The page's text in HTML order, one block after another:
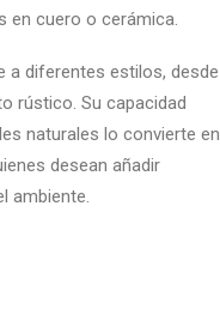
en cuero o cerámica.
a diferentes estilos, desde
rústico. Su capacidad
naturales lo convierte en
desean añadir
ambiente.